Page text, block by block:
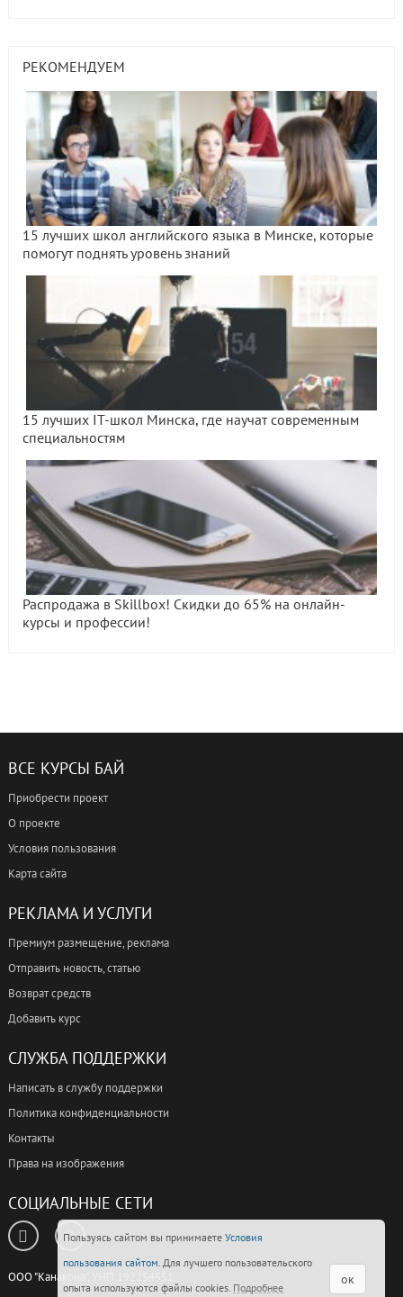
РЕКОМЕНДУЕМ
15 лучших школ английского языка в Минске, которые
помогут поднять уровень знаний
15 лучших IT-школ Минска, где научат современным
специальностям
Распродажа в Skillbox! Скидки до 65% на онлайн-
курсы и профессии!
ВСЕ КУРСЫ БАЙ
Приобрести проект
О проекте
Условия пользования
Карта сайта
РЕКЛАМА И УСЛУГИ
Премиум размещение, реклама
Отправить новость, статью
Возврат средств
Добавить курс
СЛУЖБА ПОДДЕРЖКИ
Написать в службу поддержки
Политика конфиденциальности
Контакты
Права на изображения
СОЦИАЛЬНЫЕ СЕТИ
ООО "Канакона", УНП 192254551,
Пользуясь сайтом вы принимаете Условия
пользования сайтом. Для лучшего пользовательского
опыта используются файлы cookies. Подробнее
ок